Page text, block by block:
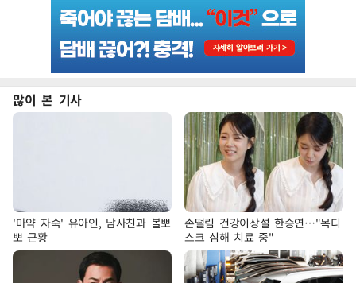
많이 본 기사
'마약 자숙' 유아인, 남사친과 볼뽀
뽀 근황
손떨림 건강이상설 한승연…"목디
스크 심해 치료 중"